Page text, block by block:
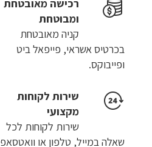
רכישה​ ​מאובטחת
ומבוטחת
קניה מאובטחת
בכרטיס אשראי, פייפאל ביט
ופייבוקס.
שירות לקוחות
מקצועי
שירות לקוחות לכל
שאלה במייל, טלפון או וואטסאפ